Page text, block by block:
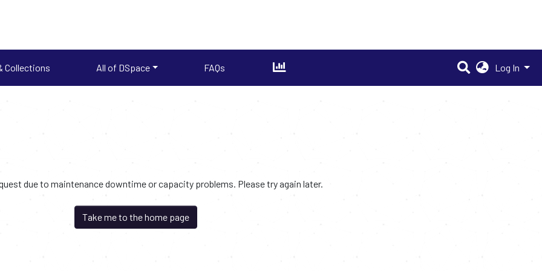
Collections All of DSpace FAQs Log In
due to maintenance downtime or capacity problems. Please try again later.
Take me to the home page